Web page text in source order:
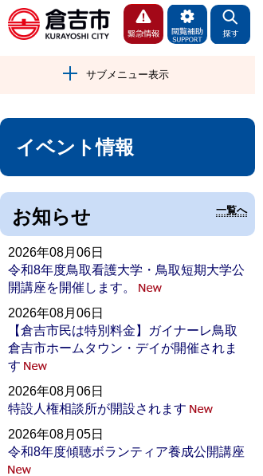
サブメニュー表示
イベント情報
お知らせ 一覧へ
2026年08月06日
令和8年度鳥取看護大学・鳥取短期大学公
開講座を開催します。
2026年08月06日
【倉吉市民は特別料金】ガイナーレ鳥取
倉吉市ホームタウン・デイが開催されま
す
2026年08月06日
特設人権相談所が開設されます
2026年08月05日
令和8年度傾聴ボランティア養成公開講座